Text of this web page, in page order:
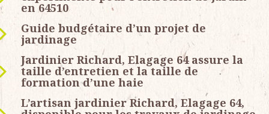
en 64510
Guide budgétaire d’un projet de
jardinage
Jardinier Richard, Elagage 64 assure la
taille d’entretien et la taille de
formation d’une haie
L’artisan jardinier Richard, Elagage 64,